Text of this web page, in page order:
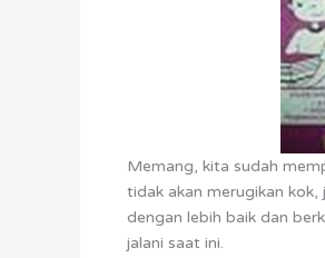
Memang, kita sudah
tidak akan merugikan kok,
dengan lebih baik dan
jalani saat ini.